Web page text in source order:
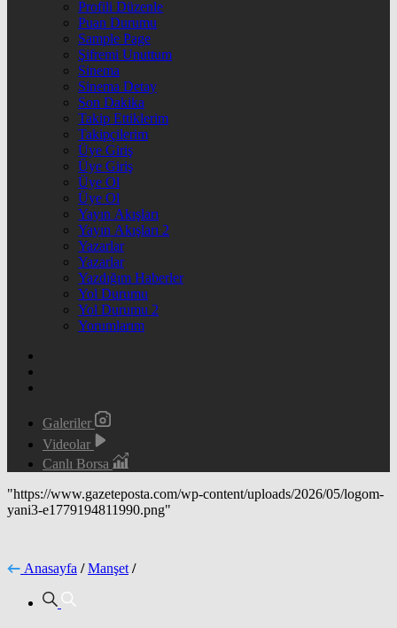
Profili Düzenle
Puan Durumu
Sample Page
Şifremi Unuttum
Sinema
Sinema Detay
Son Dakika
Takip Ettiklerim
Takipçilerim
Üye Giriş
Üye Giriş
Üye Ol
Üye Ol
Yayın Akışları
Yayın Akışları 2
Yazarlar
Yazarlar
Yazdığım Haberler
Yol Durumu
Yol Durumu 2
Yorumlarım
Galeriler
Videolar
Canlı Borsa
"https://www.gazeteposta.com/wp-content/uploads/2026/05/logom-
yani3-e1779194811990.png"
Anasayfa / Manşet /